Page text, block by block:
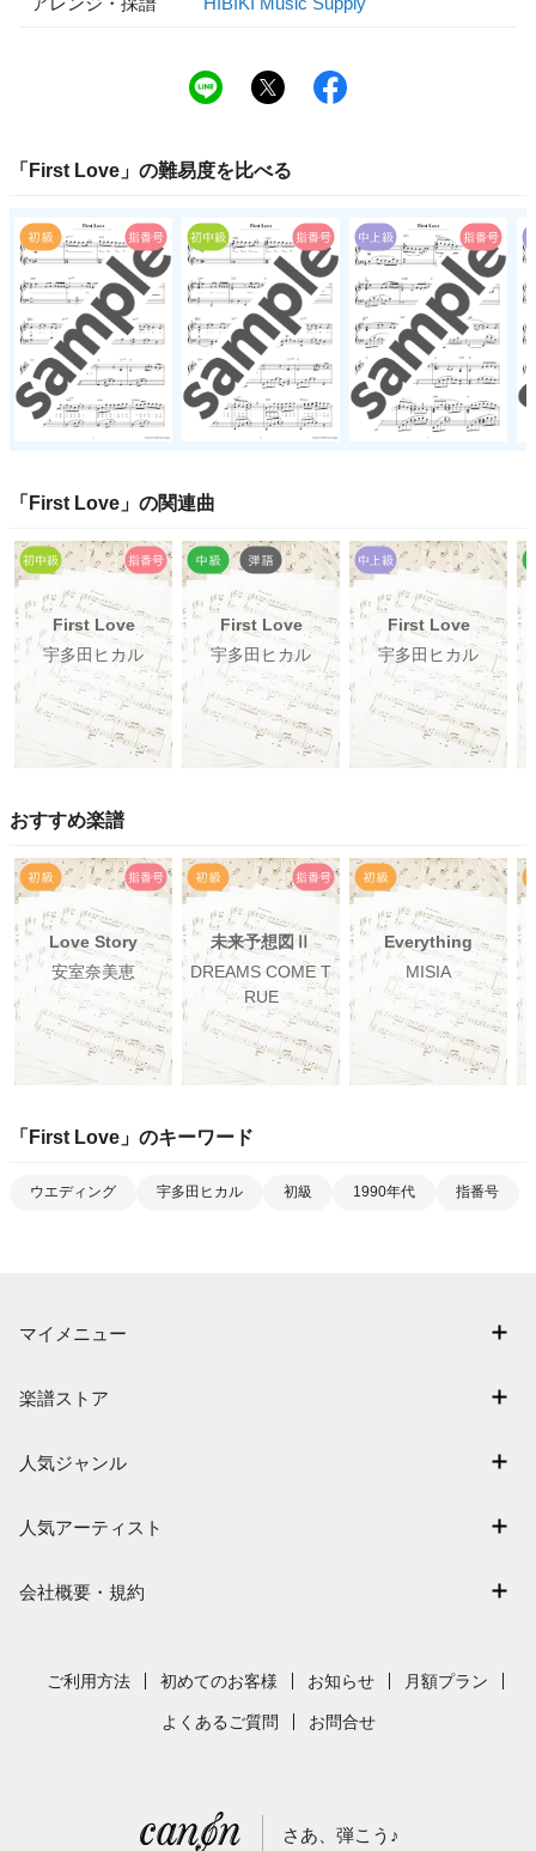
「 First Love 」の難易度を比べる
「 First Love 」の関連曲
First Love
宇多田ヒカル
First Love
宇多田ヒカル
First Love
宇多田ヒカル
おすすめ楽譜
Love Story
安室奈美恵
未来予想図Ⅱ
DREAMS COME T
RUE
Everything
MISIA
「 First Love 」のキーワード
ウエディング 宇多田ヒカル 初級 1990年代 指番号
マイメニュー
退会はこちら
楽譜ストア
難易度別に探す
まもなく配信
人気ジャンル
保育
発表会
人気アーティスト
新沢としひこ
会社概要・規約
採用情報
ご利用方法 初めてのお客様 お知らせ 月額プラン
よくあるご質問 お問合せ
さあ、弾こう♪